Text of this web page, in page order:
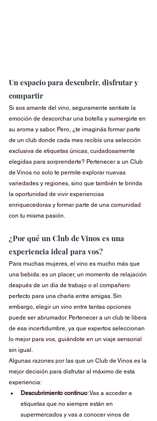
Un espacio para descubrir, disfrutar y
compartir
Si sos amante del vino, seguramente sentiste la
emoción de descorchar una botella y sumergirte en
su aroma y sabor. Pero, ¿te imaginás formar parte
de un club donde cada mes recibís una selección
exclusiva de etiquetas únicas, cuidadosamente
elegidas para sorprenderte? Pertenecer a un Club
de Vinos no solo te permite explorar nuevas
variedades y regiones, sino que también te brinda
la oportunidad de vivir experiencias
enriquecedoras y formar parte de una comunidad
con tu misma pasión.
¿Por qué un Club de Vinos es una
experiencia ideal para vos?
Para muchas mujeres, el vino es mucho más que
una bebida: es un placer, un momento de relajación
después de un día de trabajo o el compañero
perfecto para una charla entre amigas. Sin
embargo, elegir un vino entre tantas opciones
puede ser abrumador. Pertenecer a un club te libera
de esa incertidumbre, ya que expertos seleccionan
lo mejor para vos, guiándote en un viaje sensorial
sin igual.
Algunas razones por las que un Club de Vinos es la
mejor decisión para disfrutar al máximo de esta
experiencia:
Descubrimiento continuo: Vas a acceder a
etiquetas que no siempre están en
supermercados y vas a conocer vinos de